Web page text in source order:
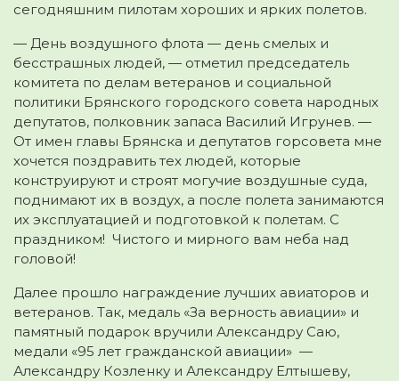
сегодняшним пилотам хороших и ярких полетов.
— День воздушного флота — день смелых и
бесстрашных людей, — отметил председатель
комитета по делам ветеранов и социальной
политики Брянского городского совета народных
депутатов, полковник запаса Василий Игрунев. —
От имен главы Брянска и депутатов горсовета мне
хочется поздравить тех людей, которые
конструируют и строят могучие воздушные суда,
поднимают их в воздух, а после полета занимаются
их эксплуатацией и подготовкой к полетам. С
праздником! Чистого и мирного вам неба над
головой!
Далее прошло награждение лучших авиаторов и
ветеранов. Так, медаль «За верность авиации» и
памятный подарок вручили Александру Саю,
медали «95 лет гражданской авиации» —
Александру Козленку и Александру Елтышеву,